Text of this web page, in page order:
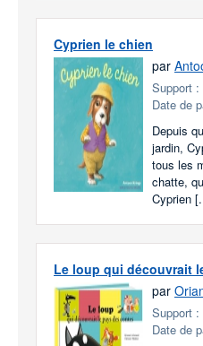
Cyprien le chien
par
Support :
Date de
Depuis
jardin,
tous les
chatte,
Cyprien
Le loup qui découvrait
par
Support :
Date de